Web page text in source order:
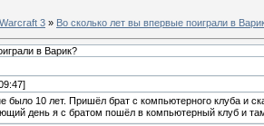
3 » Во сколько лет вы впервые поиграли в
в Варик?
было 10 лет. Пришёл брат с компьютерного клуба и
день я с братом пошёл в компьютерный клуб и